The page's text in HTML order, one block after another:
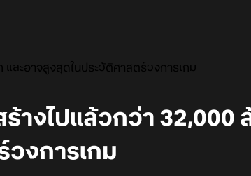
ละอาจสูงสุดในประวัติศาสตร์วงการเกม
ร้างไปแล้วกว่า 32,000
วงการเกม